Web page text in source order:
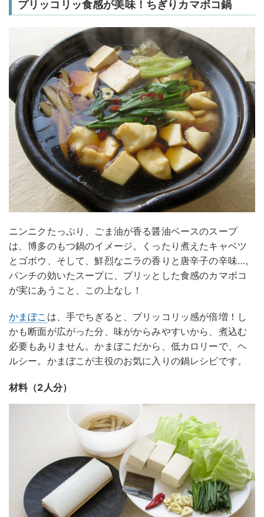
プリッコリッ食感が美味！ちぎりカマボコ鍋
ニンニクたっぷり、ごま油が香る醤油ベースのスープ
は、博多のもつ鍋のイメージ。くったり煮えたキャベツ
とゴボウ、そして、鮮烈なニラの香りと唐辛子の辛味…。
パンチの効いたスープに、プリッとした食感のカマボコ
が実にあうこと、この上なし！
かまぼこ は、手でちぎると、プリッコリッ感が倍増！し
かも断面が広がった分、味がからみやすいから、煮込む
必要もありません。かまぼこだから、低カロリーで、ヘ
ルシー。かまぼこが主役のお気に入りの鍋レシピです。
材料（2人分）